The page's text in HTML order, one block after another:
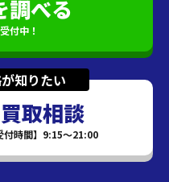
調べる
付中！
知りたい
取相談
付時間】9:15～21:00